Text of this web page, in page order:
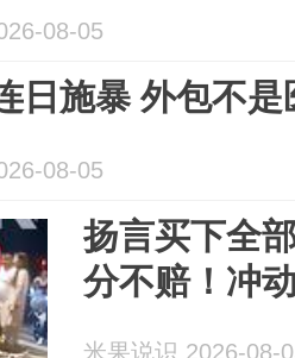
08-05
日施暴 外包不
08-05
扬言买下全
分不赔！冲
米果说识 2026-08-